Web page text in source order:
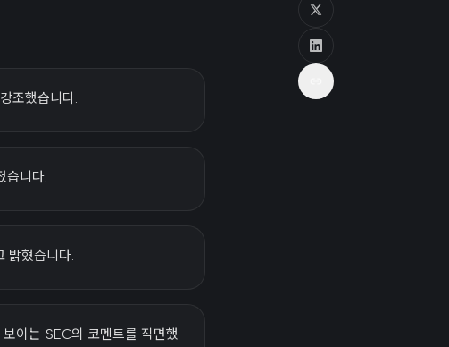
조했습니다.
습니다.
밝혔습니다.
이는 SEC의 코멘트를 직면했